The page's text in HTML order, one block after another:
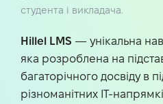
студента і викладача.
Hillel LMS — унікальна
яка розроблена на
багаторічного досвіду в
різноманітних IT-